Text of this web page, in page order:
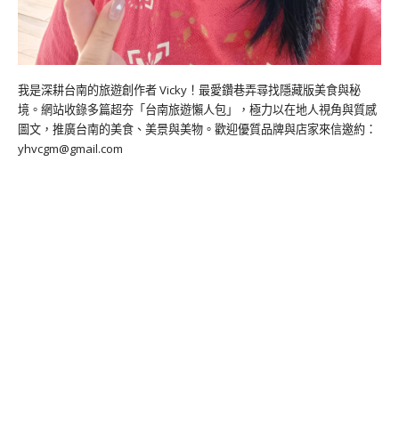
我是深耕台南的旅遊創作者 Vicky！最愛鑽巷弄尋找隱藏版美食與秘
境。網站收錄多篇超夯「台南旅遊懶人包」，極力以在地人視角與質感
圖文，推廣台南的美食、美景與美物。歡迎優質品牌與店家來信邀約：
yhvcgm@gmail.com